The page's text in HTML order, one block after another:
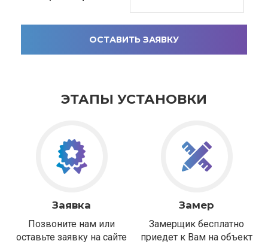
ОСТАВИТЬ ЗАЯВКУ
ЭТАПЫ УСТАНОВКИ
Заявка
Позвоните нам или
оставьте заявку на сайте
Замер
Замерщик бесплатно
приедет к Вам на объект